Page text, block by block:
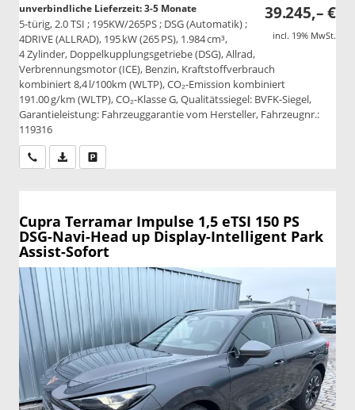
39.245,– €
incl. 19% MwSt.
unverbindliche Lieferzeit: 3-5 Monate
5-türig, 2.0 TSI ; 195KW/265PS ; DSG (Automatik) ;
4DRIVE (ALLRAD), 195 kW (265 PS), 1.984 cm³,
4 Zylinder, Doppelkupplungsgetriebe (DSG), Allrad,
Verbrennungsmotor (ICE), Benzin, Kraftstoffverbrauch
kombiniert 8,4 l/100km (WLTP), CO₂-Emission kombiniert
191.00 g/km (WLTP), CO₂-Klasse G, Qualitätssiegel: BVFK-Siegel,
Garantieleistung: Fahrzeuggarantie vom Hersteller, Fahrzeugnr.:
119316
Wir rufen Sie anPDF-Datei, Fahrzeugexposé drucken
Cupra Terramar Impulse 1,5 eTSI 150 PS
DSG-Navi-Head up Display-Intelligent Park
Assist-Sofort